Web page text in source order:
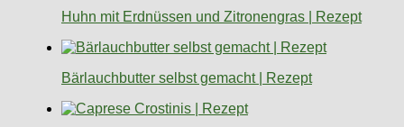
Huhn mit Erdnüssen und Zitronengras | Rezept
Bärlauchbutter selbst gemacht | Rezept